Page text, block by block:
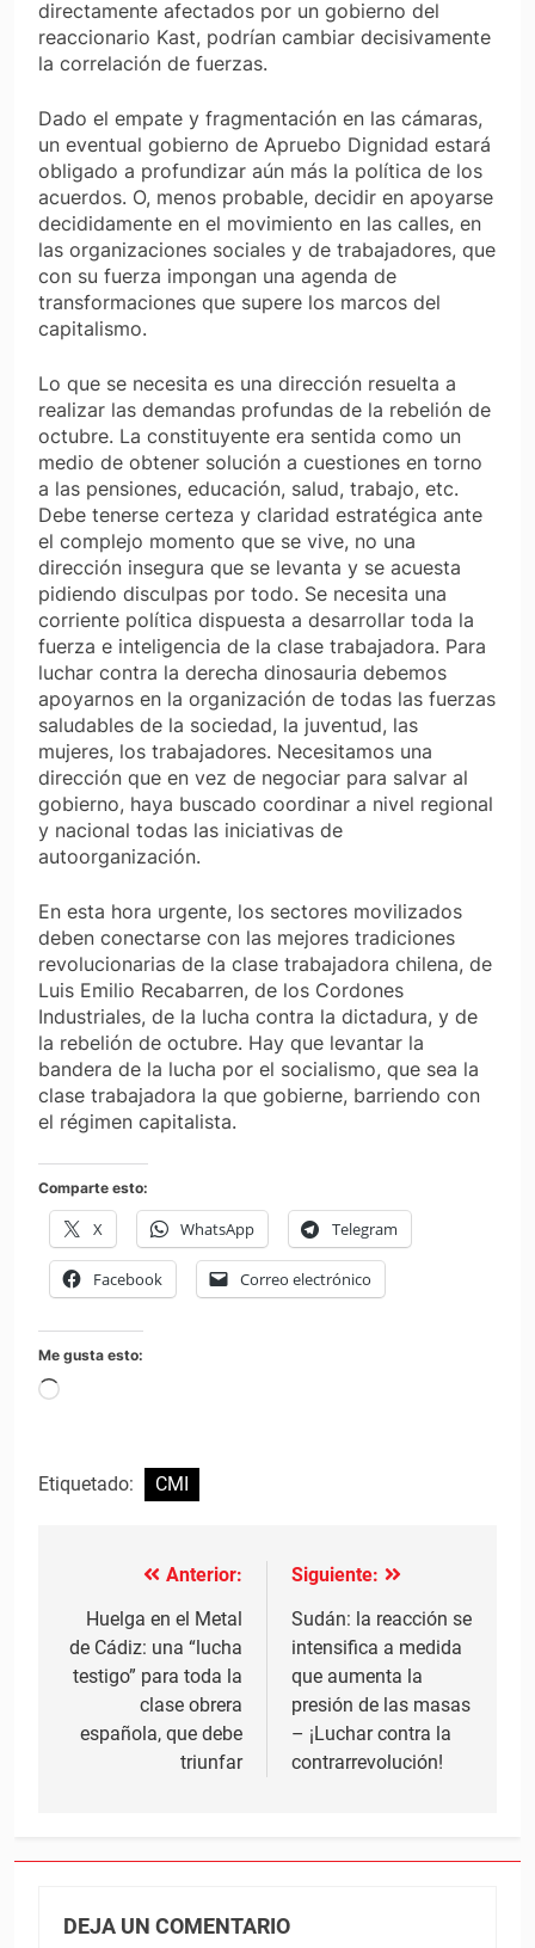
directamente afectados por un gobierno del
reaccionario Kast, podrían cambiar decisivamente
la correlación de fuerzas.
Dado el empate y fragmentación en las cámaras,
un eventual gobierno de Apruebo Dignidad estará
obligado a profundizar aún más la política de los
acuerdos. O, menos probable, decidir en apoyarse
decididamente en el movimiento en las calles, en
las organizaciones sociales y de trabajadores, que
con su fuerza impongan una agenda de
transformaciones que supere los marcos del
capitalismo.
Lo que se necesita es una dirección resuelta a
realizar las demandas profundas de la rebelión de
octubre. La constituyente era sentida como un
medio de obtener solución a cuestiones en torno
a las pensiones, educación, salud, trabajo, etc.
Debe tenerse certeza y claridad estratégica ante
el complejo momento que se vive, no una
dirección insegura que se levanta y se acuesta
pidiendo disculpas por todo. Se necesita una
corriente política dispuesta a desarrollar toda la
fuerza e inteligencia de la clase trabajadora. Para
luchar contra la derecha dinosauria debemos
apoyarnos en la organización de todas las fuerzas
saludables de la sociedad, la juventud, las
mujeres, los trabajadores. Necesitamos una
dirección que en vez de negociar para salvar al
gobierno, haya buscado coordinar a nivel regional
y nacional todas las iniciativas de
autoorganización.
En esta hora urgente, los sectores movilizados
deben conectarse con las mejores tradiciones
revolucionarias de la clase trabajadora chilena, de
Luis Emilio Recabarren, de los Cordones
Industriales, de la lucha contra la dictadura, y de
la rebelión de octubre. Hay que levantar la
bandera de la lucha por el socialismo, que sea la
clase trabajadora la que gobierne, barriendo con
el régimen capitalista.
Comparte esto:
X WhatsApp Telegram
Facebook Correo electrónico
Me gusta esto:
Cargando...
Etiquetado: CMI
Navegación
de
entradas
Anterior:
Huelga en el Metal
de Cádiz: una “lucha
testigo” para toda la
clase obrera
española, que debe
triunfar
Siguiente:
Sudán: la reacción se
intensifica a medida
que aumenta la
presión de las masas
– ¡Luchar contra la
contrarrevolución!
DEJA UN COMENTARIO